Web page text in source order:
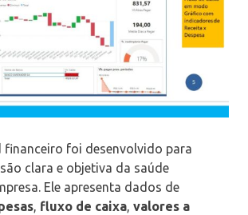
financeiro foi desenvolvido para
clara e objetiva da saúde
Ele apresenta dados de
, fluxo de caixa, valores a